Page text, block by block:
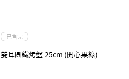
已售完
雙耳圓鐵烤盤 25cm (開心果綠)